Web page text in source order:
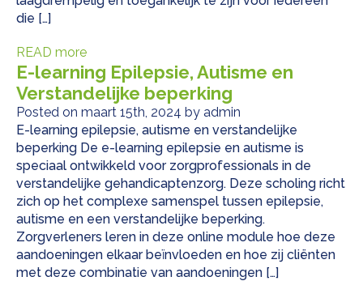
die […]
READ more
E-learning Epilepsie, Autisme en
Verstandelijke beperking
Posted on maart 15th, 2024 by admin
E-learning epilepsie, autisme en verstandelijke
beperking De e-learning epilepsie en autisme is
speciaal ontwikkeld voor zorgprofessionals in de
verstandelijke gehandicaptenzorg. Deze scholing richt
zich op het complexe samenspel tussen epilepsie,
autisme en een verstandelijke beperking.
Zorgverleners leren in deze online module hoe deze
aandoeningen elkaar beïnvloeden en hoe zij cliënten
met deze combinatie van aandoeningen […]